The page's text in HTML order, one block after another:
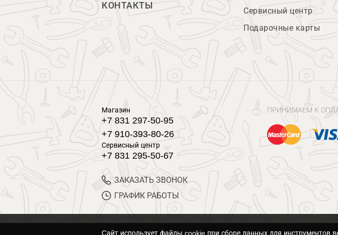
КОНТАКТЫ
Сервисный центр
Подарочные карты
Магазин
+7 831 297-50-95
+7 910-393-80-26
Сервисный центр
+7 831 295-50-67
ЗАКАЗАТЬ ЗВОНОК
ГРАФИК РАБОТЫ
ПРИНИМАЕМ К
Cайт использует файлы cookie при сборе данных для